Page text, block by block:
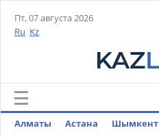
Пт, 07 августа 2026
Ru Kz
Алматы Астана Шымкент